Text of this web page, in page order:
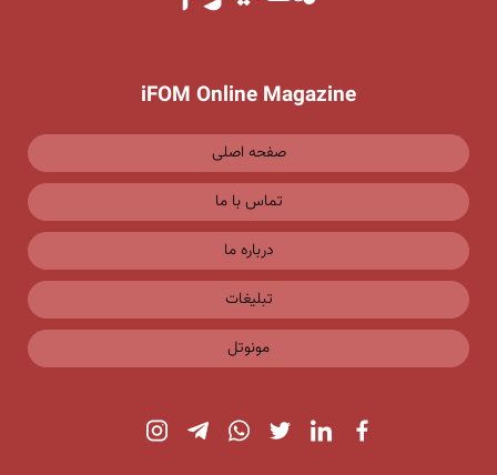
iFOM Online Magazine
صفحه اصلی
تماس با ما
درباره ما
تبلیغات
مونوتل